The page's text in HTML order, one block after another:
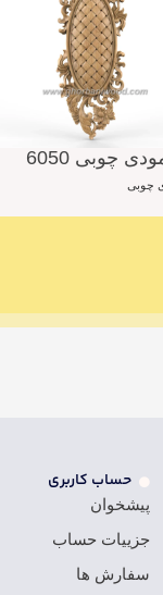
چوبی 6050
چوبی
حساب کاربری
پیشخوان
جزییات حساب
سفارش ها